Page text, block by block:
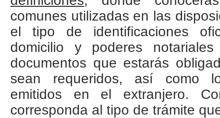
comunes utilizadas en las
el tipo de identificaciones
domicilio y poderes
documentos que estarás
sean requeridos, así como
emitidos en el extranjero.
corresponda al tipo de trámite